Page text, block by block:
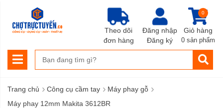
Đăng nhập
Đăng ký
Giỏ hàng
0
0 sản phẩm
Theo dõi
đơn hàng
Trang chủ › Công cụ cầm tay › Máy phay gỗ ›
Máy phay 12mm Makita 3612BR